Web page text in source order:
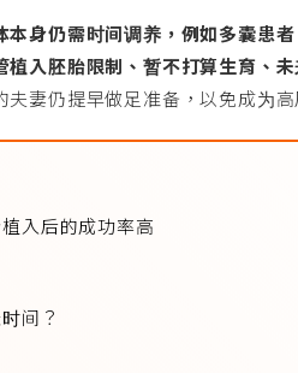
本身仍需时间调养，例如多囊患
入胚胎限制、暂不打算生育、
妻仍提早做足准备，以免成为高
入后的成功率高
间？